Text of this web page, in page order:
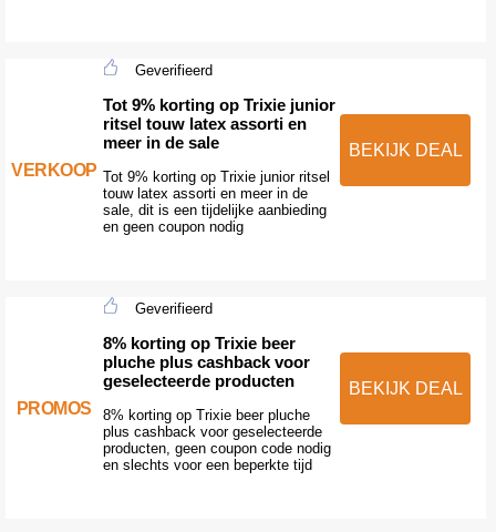
VERKOOP
Geverifieerd
Tot 9% korting op Trixie junior
ritsel touw latex assorti en
meer in de sale
Tot 9% korting op Trixie junior ritsel
touw latex assorti en meer in de
sale, dit is een tijdelijke aanbieding
en geen coupon nodig
BEKIJK DEAL
PROMOS
Geverifieerd
8% korting op Trixie beer
pluche plus cashback voor
geselecteerde producten
8% korting op Trixie beer pluche
plus cashback voor geselecteerde
producten, geen coupon code nodig
en slechts voor een beperkte tijd
BEKIJK DEAL